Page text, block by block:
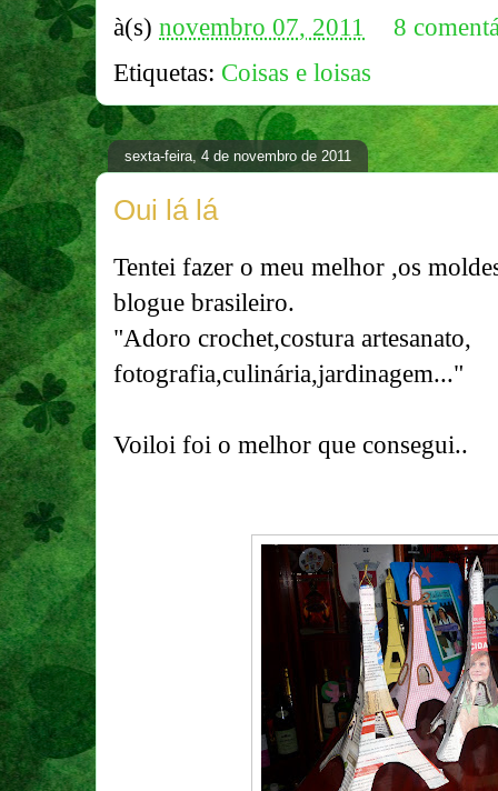
à(s) novembro 07, 2011
8
Etiquetas: Coisas e loisas
sexta-feira, 4 de novembro de 2011
Oui lá lá
Tentei fazer o meu melhor ,os
blogue brasileiro.
"Adoro crochet,costura artesanato,
fotografia,culinária,jardinagem..."
Voiloi foi o melhor que consegui..